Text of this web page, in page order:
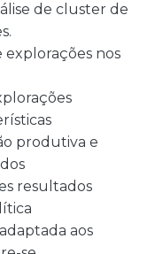
de cluster de
nos
produtiva e
resultados
aos